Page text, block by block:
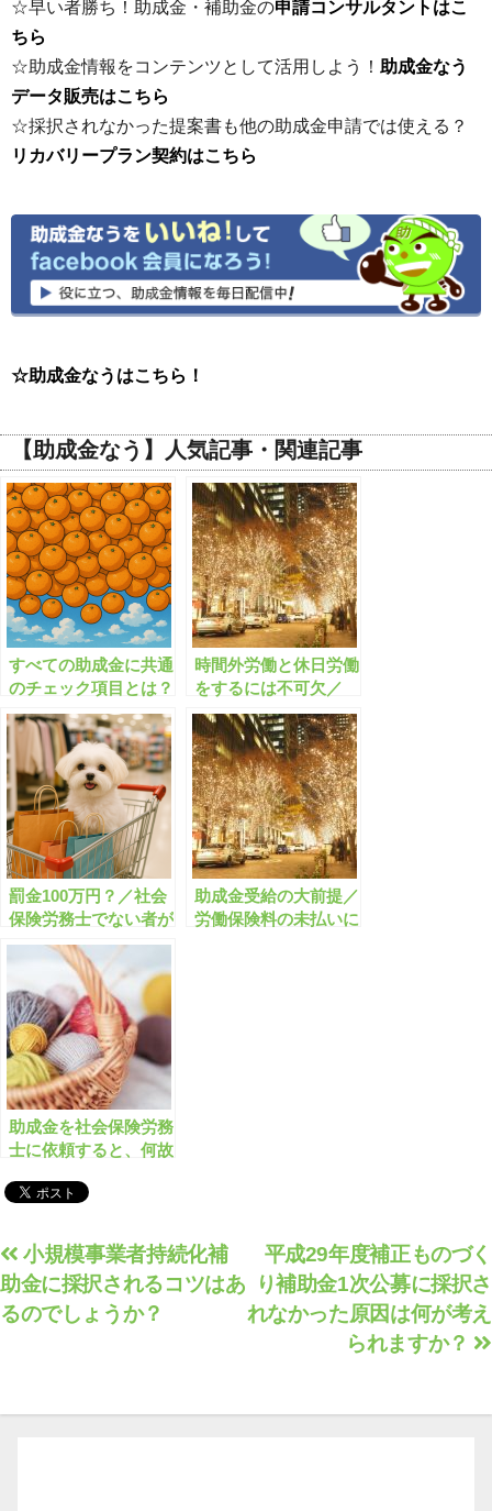
☆早い者勝ち！助成金・補助金の申請コンサルタントはこ
ちら
☆助成金情報をコンテンツとして活用しよう！ 助成金なう
データ販売はこちら
☆採択されなかった提案書も他の助成金申請では使える？
リカバリープラン契約はこちら
☆助成金なうはこちら！
【助成金なう】人気記事・関連記事
すべての助成金に共通
のチェック項目とは？
時間外労働と休日労働
をするには不可欠／
36協定とは何です
か？
罰金100万円？／社会
保険労務士でない者が
助成金申請書の作成代
行を行った場合どうな
りますか？
助成金受給の大前提／
労働保険料の未払いに
助成金を社会保険労務
士に依頼すると、何故
しょうか？
投
稿
ナ
平成29年度補正ものづく
り補助金1次公募に採択さ
れなかった原因は何が考え
られますか？
小規模事業者持続化補
助金に採択されるコツはあ
るのでしょうか？